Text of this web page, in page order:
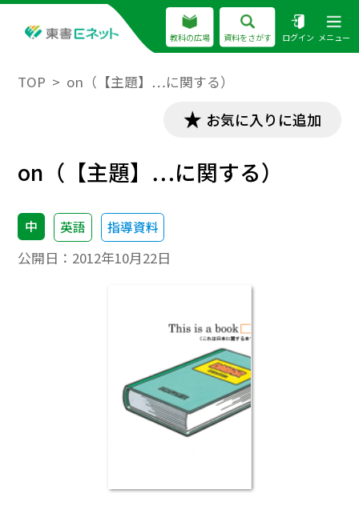
教科の広場 資料をさがす ログイン メニュー
TOP on（【主題】…に関する）
お気に入りに追加
on（【主題】…に関する）
中 英語 指導資料
公開日： 2012年10月22日